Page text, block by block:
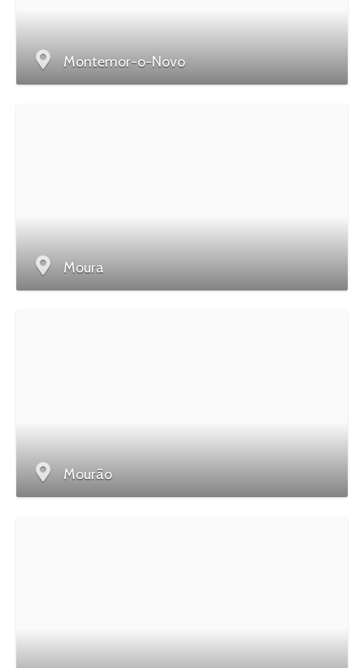
Montemor-o-Novo
Moura
Mourão